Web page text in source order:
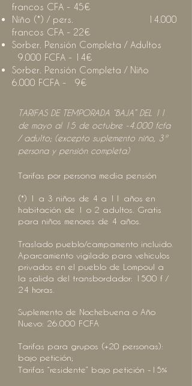
francos CFA - 45€
Niño (*) / pers. 14.000
francos CFA - 22€
Sorber. Pensión Completa / Adultos
9.000 FCFA - 14€
Sorber. Pensión Completa / Niño
6.000 FCFA - 9€
TARIFAS DE TEMPORADA “BAJA” DEL 11
de mayo al 15 de octubre -4.000 fcfa
/ adulto; (excepto suplemento niño, 3ª
persona y pensión completa)
Tarifas por persona media pensión
(*) 1 a 3 niños de 4 a 11 años en
habitación de 1 o 2 adultos. Gratis
para niños menores de 4 años.
Traslado pueblo/campamento incluido.
Aparcamiento vigilado para vehículos
privados en el pueblo de Lompoul a
la salida del transbordador: 1500 f /
24 horas.
Suplemento de Nochebuena o Año
Nuevo: 26.000 FCFA
Tarifas para grupos (+20 personas):
bajo petición;
Tarifas “residente” bajo petición -15%